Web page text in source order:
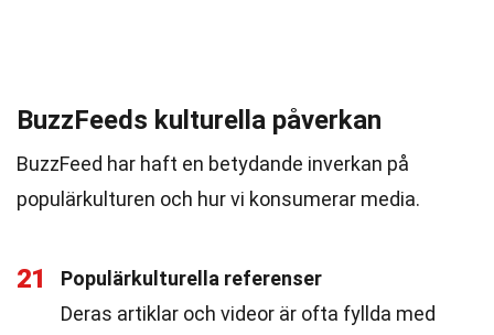
BuzzFeeds kulturella påverkan
BuzzFeed har haft en betydande inverkan på
populärkulturen och hur vi konsumerar media.
21
Populärkulturella referenser
Deras artiklar och videor är ofta fyllda med